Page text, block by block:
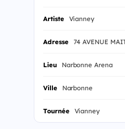
Artiste Vianney
Adresse 74 AVENUE
Lieu Narbonne Arena
Ville Narbonne
Tournée Vianney